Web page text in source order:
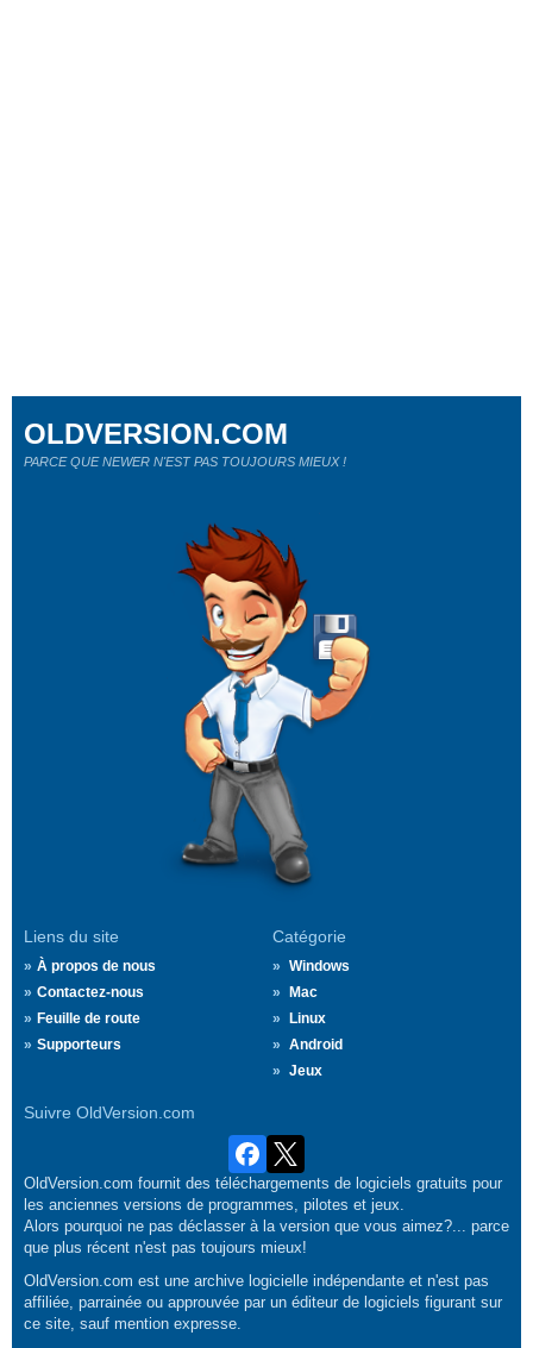
Liens du site
À propos de nous
Contactez-nous
Feuille de route
Supporteurs
Catégorie
Windows
Mac
Linux
Android
Jeux
Suivre OldVersion.com
OLDVERSION.COM
PARCE QUE NEWER N'EST PAS TOUJOURS MIEUX !
OldVersion.com fournit des téléchargements de logiciels gratuits pour
les anciennes versions de programmes, pilotes et jeux.
Alors pourquoi ne pas déclasser à la version que vous aimez?... parce
que plus récent n'est pas toujours mieux!
OldVersion.com est une archive logicielle indépendante et n'est pas
affiliée, parrainée ou approuvée par un éditeur de logiciels figurant sur
ce site, sauf mention expresse.